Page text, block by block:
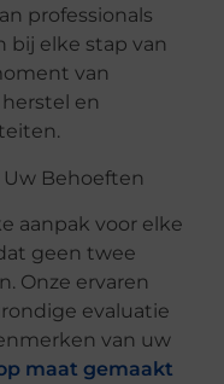
professionals
bij elke stap van
van
en
Uw Behoeften
aanpak voor elke
geen twee
Onze ervaren
evaluatie
van uw
maat gemaakt